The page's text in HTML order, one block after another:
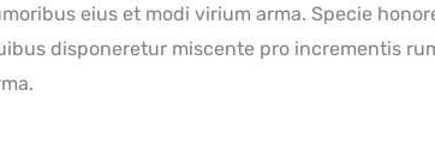
eius et modi virium arma. Specie
disponeretur miscente pro incrementis